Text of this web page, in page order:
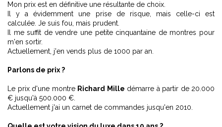
Mon prix est en définitive une résultante de choix.
Il y a évidemment une prise de risque, mais celle-ci est
calculée. Je suis fou, mais prudent.
Il me suffit de vendre une petite cinquantaine de montres pour
m'en sortir.
Actuellement, j'en vends plus de 1000 par an.
Parlons de prix ?
Le prix d'une montre Richard Mille démarre à partir de 20.000
€ jusqu'à 500.000 €.
Actuellement j'ai un carnet de commandes jusqu'en 2010.